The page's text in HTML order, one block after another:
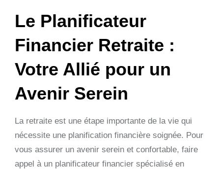
Le Planificateur
Financier Retraite :
Votre Allié pour un
Avenir Serein
La retraite est une étape importante de la vie qui
nécessite une planification financière soignée. Pour
vous assurer un avenir serein et confortable, faire
appel à un planificateur financier spécialisé en